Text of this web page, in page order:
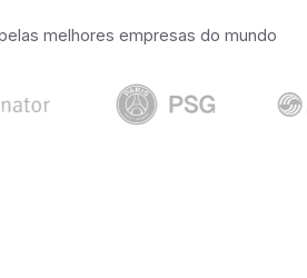
melhores empresas do mundo